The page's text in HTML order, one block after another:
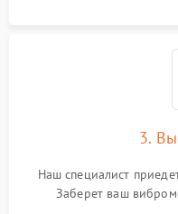
3.
Наш специалист
Заберет ваш